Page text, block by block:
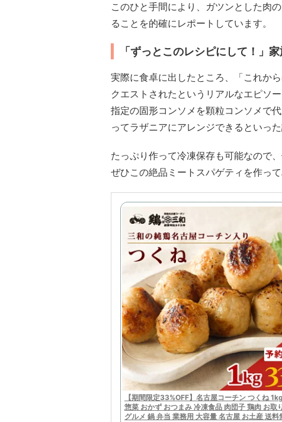
このひと手間により、ガツンとした肉
ることを的確にレポートしています。
「ずっとこのレシピにして！」
実際に食卓に出したところ、「これか
クエストされたというリアルなエピソー
指定の固形コンソメを顆粒コンソメで
ってラザニアにアレンジできるといっ
たっぷり作って冷凍保存も可能なので
ぜひこの絶品ミートスパゲティを作っ
【期間限定33%OFF】名古屋コーチン つくね
惣菜 おかず おつまみ 冷凍食品 肉団子 鶏肉 お取
グルメ 鍋 弁当 業務用 大容量 名古屋 お土産 送料